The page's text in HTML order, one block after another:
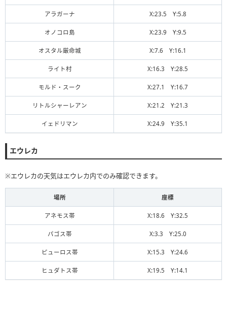
アラガーナ X:23.5 Y:5.8
オノコロ島 X:23.9 Y:9.5
オスタル厳命城 X:7.6 Y:16.1
ライト村 X:16.3 Y:28.5
モルド・スーク X:27.1 Y:16.7
リトルシャーレアン X:21.2 Y:21.3
イェドリマン X:24.9 Y:35.1
エウレカ
※エウレカの天気はエウレカ内でのみ確認できます。
場所 座標
アネモス帯 X:18.6 Y:32.5
パゴス帯 X:3.3 Y:25.0
ピューロス帯 X:15.3 Y:24.6
ヒュダトス帯 X:19.5 Y:14.1